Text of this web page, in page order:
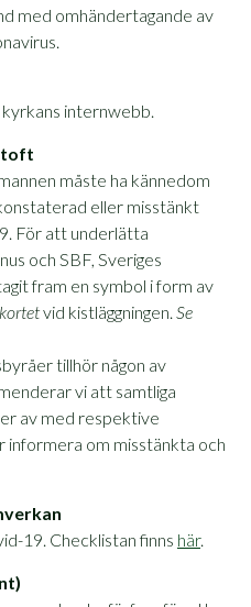
med omhändertagande av
kyrkans internwebb.
måste ha kännedom
eller misstänkt
För att underlätta
och SBF, Sveriges
fram en symbol i form av
vid kistläggningen. Se
tillhör någon av
vi att samtliga
av med respektive
informera om misstänkta och
19. Checklistan finns här.